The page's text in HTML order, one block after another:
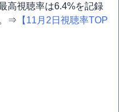
高視聴率は6.4%を記録
⇒ 【11月2日視聴率TOP